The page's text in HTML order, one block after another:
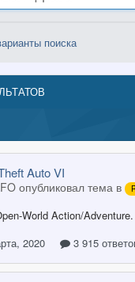
поиска
Auto VI
опубликовал тема в
World Action/
2020
3 915